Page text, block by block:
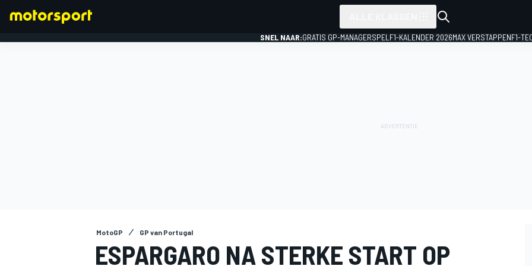
SNEL NAAR:GRATIS GP-MANAGERSPEL F1-KALENDER 2026MAX VERSTAPPENF1-
MotoGP GP van Portugal
ESPARGARO NA STERKE START OP